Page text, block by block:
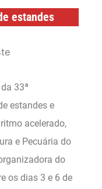
estandes
33ª
estandes e
acelerado,
e Pecuária do
do
os dias 3 e 6 de